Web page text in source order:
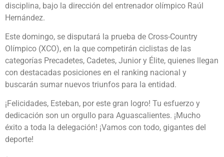
disciplina, bajo la dirección del entrenador olímpico Raúl
Hernández.
Este domingo, se disputará la prueba de Cross-Country
Olímpico (XCO), en la que competirán ciclistas de las
categorías Precadetes, Cadetes, Junior y Élite, quienes llegan
con destacadas posiciones en el ranking nacional y
buscarán sumar nuevos triunfos para la entidad.
¡Felicidades, Esteban, por este gran logro! Tu esfuerzo y
dedicación son un orgullo para Aguascalientes. ¡Mucho
éxito a toda la delegación! ¡Vamos con todo, gigantes del
deporte!